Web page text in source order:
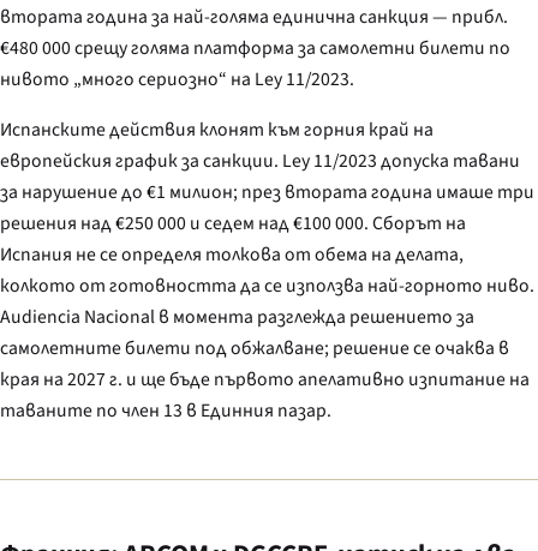
втората година за най-голяма единична санкция — прибл.
€480 000 срещу голяма платформа за самолетни билети по
нивото „много сериозно“ на Ley 11/2023.
Испанските действия клонят към горния край на
европейския график за санкции. Ley 11/2023допуска тавани
за нарушение до €1 милион; през втората година имаше три
решения над €250 000 и седем над €100 000. Сборът на
Испания не се определя толкова от обема на делата,
колкото от готовността да се използва най-горното ниво.
Audiencia Nacionalв момента разглежда решението за
самолетните билети под обжалване; решение се очаква в
края на 2027 г. и ще бъде първото апелативно изпитание на
таваните по член 13 в Единния пазар.